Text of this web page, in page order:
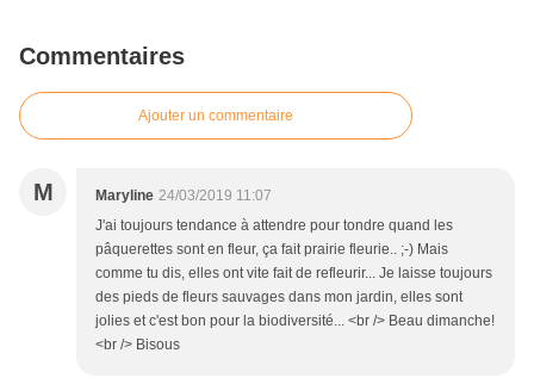
Commentaires
Ajouter un commentaire
M Maryline 24/03/2019 11:07
J'ai toujours tendance à attendre pour tondre quand les
pâquerettes sont en fleur, ça fait prairie fleurie.. ;-) Mais
comme tu dis, elles ont vite fait de refleurir... Je laisse toujours
des pieds de fleurs sauvages dans mon jardin, elles sont
jolies et c'est bon pour la biodiversité... <br /> Beau dimanche!
<br /> Bisous